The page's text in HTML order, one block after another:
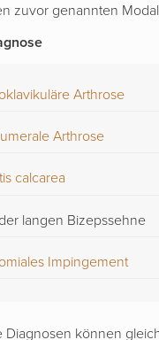
zuvor genannten
Arthrose
Arthrose
calcarea
langen Bizepssehne
Impingement
Diagnosen können